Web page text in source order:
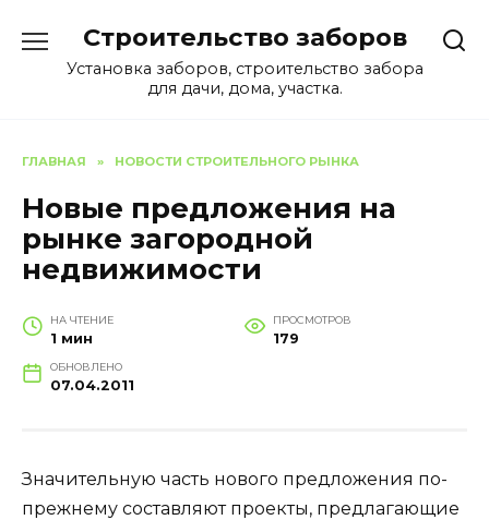
содержанию
Строительство заборов
Установка заборов, строительство забора
для дачи, дома, участка.
ГЛАВНАЯ » НОВОСТИ СТРОИТЕЛЬНОГО РЫНКА
Новые предложения на
рынке загородной
недвижимости
НА ЧТЕНИЕ
1 мин
ПРОСМОТРОВ
179
ОБНОВЛЕНО
07.04.2011
Значительную часть нового предложения по-
прежнему составляют проекты, предлагающие